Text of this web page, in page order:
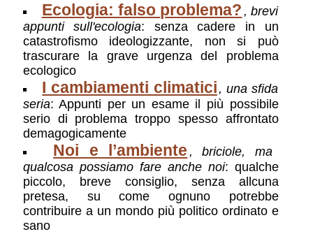
Ecologia: falso problema? , brevi
appunti sull'ecologia: senza cadere in un
catastrofismo ideologizzante, non si può
trascurare la grave urgenza del problema
ecologico
I cambiamenti climatici , una sfida
seria: Appunti per un esame il più possibile
serio di problema troppo spesso affrontato
demagogicamente
Noi e l’ambiente , briciole, ma
qualcosa possiamo fare anche noi: qualche
piccolo, breve consiglio, senza allcuna
pretesa, su come ognuno potrebbe
contribuire a un mondo più politico ordinato e
sano